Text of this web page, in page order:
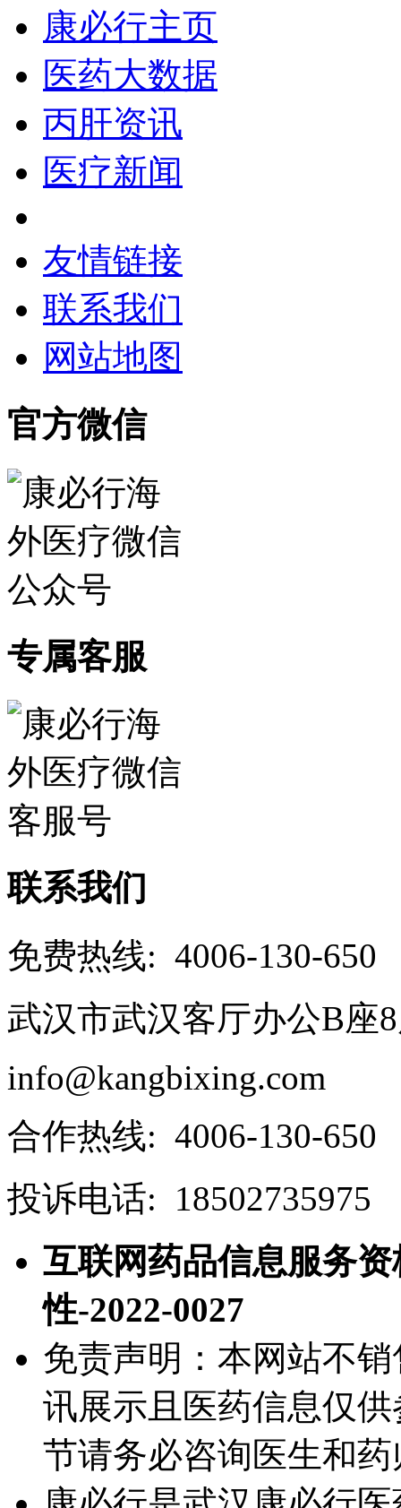
康必行主页
医药大数据
丙肝资讯
医疗新闻
友情链接
联系我们
网站地图
官方微信
专属客服
联系我们
免费热线: 4006-130-650
武汉市武汉客厅办公B座
info@kangbixing.com
合作热线: 4006-130-650
投诉电话: 18502735975
互联网药品信息服务
性-2022-0027
免责声明：本网站不
讯展示且医药信息仅
节请务必咨询医生和